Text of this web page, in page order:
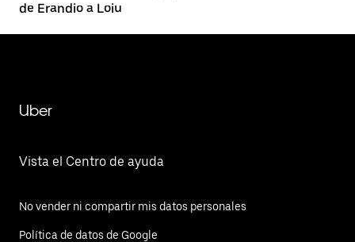
de Erandio a Loiu
Uber
Vista el Centro de ayuda
No vender ni compartir mis datos personales
Política de datos de Google